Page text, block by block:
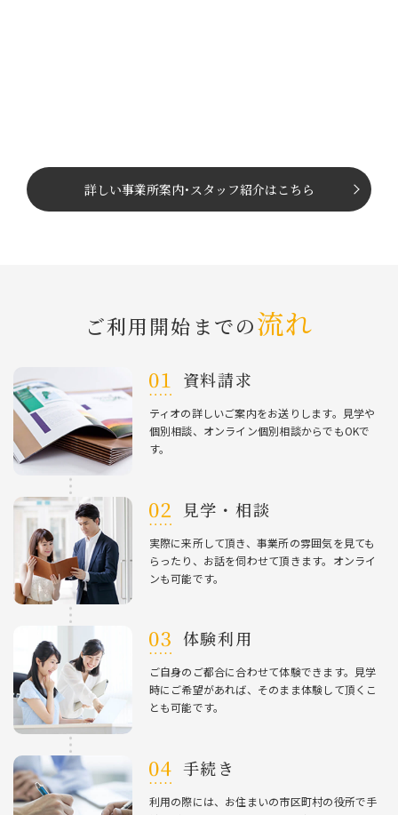
詳しい事業所案内･スタッフ紹介はこちら
ご利⽤開始までの流れ
資料請求
ティオの詳しいご案内をお送りします。⾒学や
個別相談、オンライン個別相談からでもOKで
す。
⾒学・相談
実際に来所して頂き、事業所の雰囲気を⾒ても
らったり、お話を伺わせて頂きます。オンライ
ンも可能です。
体験利⽤
ご⾃⾝のご都合に合わせて体験できます。⾒学
時にご希望があれば、そのまま体験して頂くこ
とも可能です。
⼿続き
利⽤の際には、お住まいの市区町村の役所で⼿